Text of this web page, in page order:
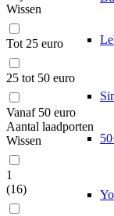
Wissen
Tot 25 euro
25 tot 50 euro
Vanaf 50 euro
Aantal laadporten
Wissen
1
(16)